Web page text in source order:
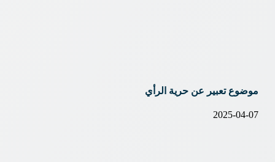
موضوع تعبير عن حرية الرأي
2025-04-07